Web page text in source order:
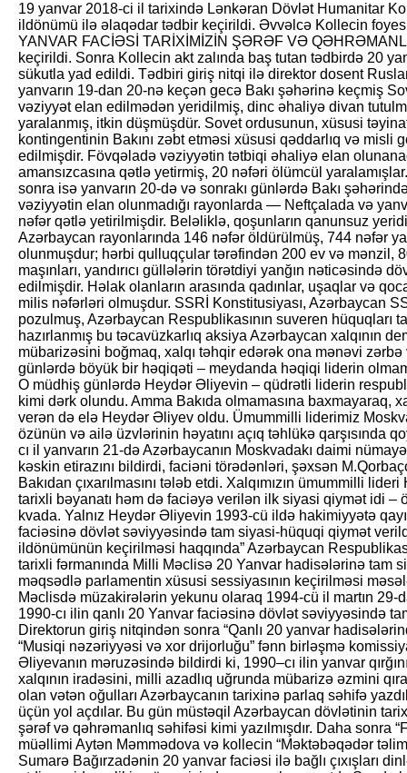
19 yanvar 2018-ci il tarixində Lənkəran Dövlət Humanitar
ildönümü ilə əlaqədar tədbir keçirildi. Əvvəlcə Kollecin
YANVAR FACİƏSİ TARİXİMİZİN ŞƏRƏF VƏ
keçirildi. Sonra Kollecin akt zalında baş tutan tədbirdə 20
sükutla yad edildi. Tədbiri giriş nitqi ilə direktor dosent
yanvarın 19-dan 20-nə keçən gecə Bakı şəhərinə keçmiş
vəziyyət elan edilmədən yeridilmiş, dinc əhaliyə divan
yaralanmış, itkin düşmüşdür. Sovet ordusunun, xüsusi
kontingentinin Bakını zəbt etməsi xüsusi qəddarlıq və misli
edilmişdir. Fövqəladə vəziyyətin tətbiqi əhaliyə elan
amansızcasına qətlə yetirmiş, 20 nəfəri ölümcül
sonra isə yanvarın 20-də və sonrakı günlərdə Bakı
vəziyyətin elan olunmadığı rayonlarda — Neftçalada və
nəfər qətlə yetirilmişdir. Beləliklə, qoşunların qanunsuz
Azərbaycan rayonlarında 146 nəfər öldürülmüş, 744 nəfər
olunmuşdur; hərbi qulluqçular tərəfindən 200 ev və mənzil,
maşınları, yandırıcı güllələrin törətdiyi yanğın nəticəsində
edilmişdir. Həlak olanların arasında qadınlar, uşaqlar və
milis nəfərləri olmuşdur. SSRİ Konstitusiyası, Azərbaycan
pozulmuş, Azərbaycan Respublikasının suveren hüquqları
hazırlanmış bu təcavüzkarlıq aksiya Azərbaycan xalqının
mübarizəsini boğmaq, xalqı təhqir edərək ona mənəvi zərbə
günlərdə böyük bir həqi­qəti – meydanda həqiqi liderin
O müdhiş günlərdə Heydər Əliyevin – qüdrətli liderin
kimi dərk olundu. Amma Bakıda olmamasına baxmayaraq,
verən də elə Heydər Əliyev oldu. Ümummilli liderimiz
özünün və ailə üzvlərinin həyatını açıq təhlükə qarşısında
cı il yanvarın 21-də Azər­baycanın Moskvadakı daimi
kəs­kin etirazını bildirdi, faciəni törədən­ləri, şəxsən
Bakıdan çıxarıl­masını tələb etdi. Xalqımızın ümum­milli
tarixli bəyanatı həm də faciəyə verilən ilk siyasi qiymət idi –
kvada. Yalnız Heydər Əliyevin 1993-cü ildə hakimiyyətə
faciəsinə dövlət səviyyəsində tam siyasi-hüquqi qiymət
ildönümünün keçirilməsi haqqında” Azərbaycan
tarixli fərmanında Milli Məclisə 20 Yanvar hadisələrinə tam
məqsədlə parlamentin xüsusi sessiyasının keçirilməsi
Məclisdə müzakirələrin yekunu olaraq 1994-cü il martın
1990-cı ilin qanlı 20 Yanvar faciəsinə dövlət səviyyəsində
Direktorun giriş nitqindən sonra “Qanlı 20 yanvar
“Musiqi nəzəriyyəsi və xor drijorluğu” fənn birləşmə
Əliyevanın məruzəsində bildirdi ki, 1990–cı ilin yanvar
xalqının iradəsini, milli azadlıq uğrunda mübarizə əzmini
olan vətən oğulları Azərbaycanın tarixinə parlaq səhifə
üçün yol açdılar. Bu gün müstəqil Azərbaycan dövlətinin
şərəf və qəhrəmanlıq səhifəsi kimi yazılmışdır. Daha sonra
müəllimi Aytən Məmmədova və kollecin “Məktəbəqədər
Sumarə Bağırzadənin 20 yanvar faciəsi ilə bağlı çıxışları